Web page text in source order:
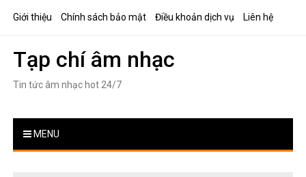
Giới thiệu Chính sách bảo mật Điều khoản dịch vụ Liên hệ
Tạp chí âm nhạc
Tin tức âm nhạc hot 24/7
MENU